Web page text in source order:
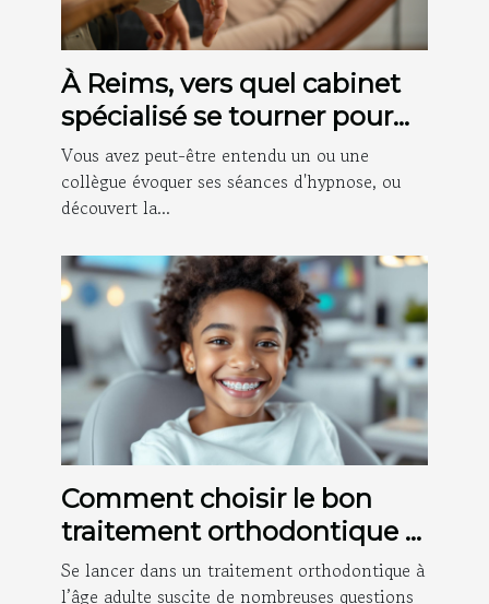
À Reims, vers quel cabinet
spécialisé se tourner pour
des séances d'hypnose ?
Vous avez peut-être entendu un ou une
collègue évoquer ses séances d'hypnose, ou
découvert la...
Comment choisir le bon
traitement orthodontique à
l'âge adulte ?
Se lancer dans un traitement orthodontique à
l’âge adulte suscite de nombreuses questions